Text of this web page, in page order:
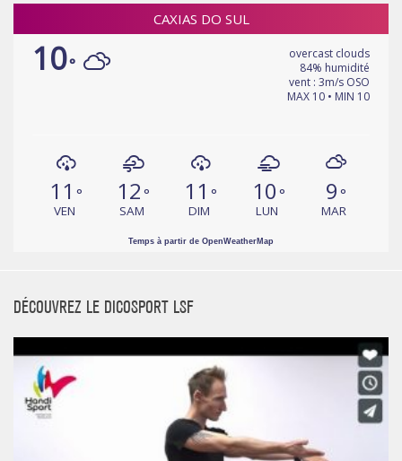
CAXIAS DO SUL
10°
overcast clouds
84% humidité
vent : 3m/s OSO
MAX 10 • MIN 10
11 °
VEN
12 °
SAM
11 °
DIM
10 °
LUN
9 °
MAR
Temps à partir de OpenWeatherMap
DÉCOUVREZ LE DICOSPORT LSF